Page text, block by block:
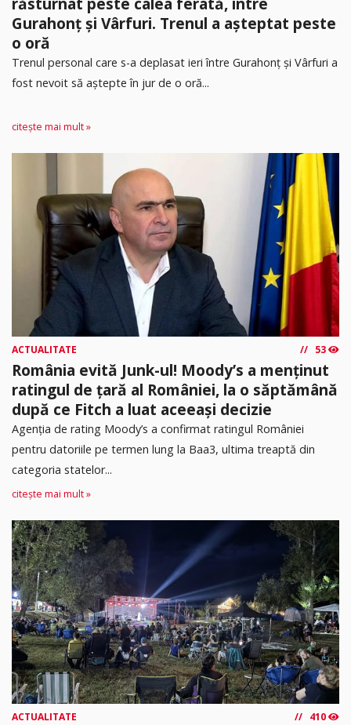
Gurahonț și Vârfuri. Trenul a așteptat peste
o oră
Trenul personal care s-a deplasat ieri între Gurahonț și Vârfuri a
fost nevoit să aștepte în jur de o oră...
citește mai mult »
ACTUALITATE 53
România evită Junk-ul! Moody’s a menținut
ratingul de țară al României, la o săptămână
după ce Fitch a luat aceeași decizie
Agenția de rating Moody’s a confirmat ratingul României
pentru datoriile pe termen lung la Baa3, ultima treaptă din
categoria statelor...
citește mai mult »
ACTUALITATE 410